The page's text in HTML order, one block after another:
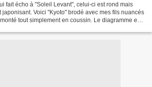
fait écho à "Soleil Levant", celui-ci est rond mais
Voici "Kyoto" brodé avec mes fils nuancés
tout simplement en coussin. Le diagramme est